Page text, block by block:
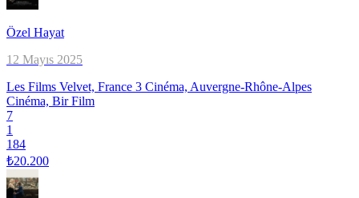
Özel Hayat
12 Mayıs 2025
Les Films Velvet, France 3 Cinéma, Auvergne-Rhône-Alpes
Cinéma, Bir Film
7
1
184
₺20.200